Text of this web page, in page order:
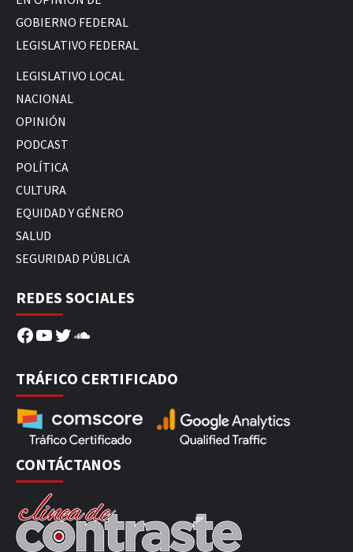
GOBIERNO FEDERAL
LEGISLATIVO FEDERAL
LEGISLATIVO LOCAL
NACIONAL
OPINIÓN
PODCAST
POLÍTICA
CULTURA
EQUIDAD Y GÉNERO
SALUD
SEGURIDAD PÚBLICA
REDES SOCIALES
Facebook
YouTube
Twitter
SoundCloud
TRÁFICO CERTIFICADO
CONTÁCTANOS